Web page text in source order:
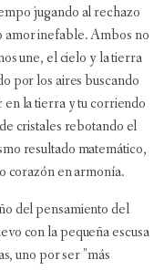
jugando al rechazo
amor inefable. Ambos no
une, el cielo y la tierra
por los aires buscando
la tierra y tu corriendo
cristales rebotando el
resultado matemático,
corazón en armonía.
del pensamiento del
con la pequeña escusa
uno por ser "más